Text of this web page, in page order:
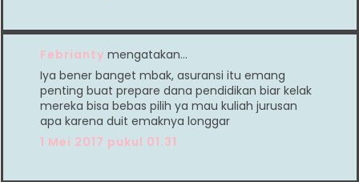
Febrianty mengatakan…
Iya bener banget mbak, asuransi itu emang
penting buat prepare dana pendidikan biar kelak
mereka bisa bebas pilih ya mau kuliah jurusan
apa karena duit emaknya longgar
1 Mei 2017 pukul 01.31